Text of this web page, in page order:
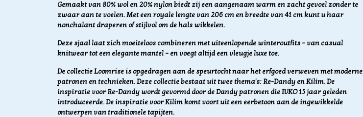
Gemaakt van 80% wol en 20% nylon biedt zij een aangenaam warm en zacht gevoel zonder te
zwaar aan te voelen. Met een royale lengte van 206 cm en breedte van 41 cm kunt u haar
nonchalant draperen of stijlvol om de hals wikkelen.
Deze sjaal laat zich moeiteloos combineren met uiteenlopende winteroutfits – van casual
knitwear tot een elegante mantel – en voegt altijd een vleugje luxe toe.
De collectie Loomrise is opgedragen aan de speurtocht naar het erfgoed verweven met moderne
patronen en technieken. Deze collectie bestaat uit twee thema's: Re-Dandy en Kilim. De
inspiratie voor Re-Dandy wordt gevormd door de Dandy patronen die IVKO 15 jaar geleden
introduceerde. De inspiratie voor Kilim komt voort uit een eerbetoon aan de ingewikkelde
ontwerpen van traditionele tapijten.